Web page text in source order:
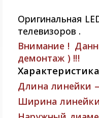
Оригинальная
телевизоров .
Внимание !
демонтаж ) !!!
Длина линейки
Ширина